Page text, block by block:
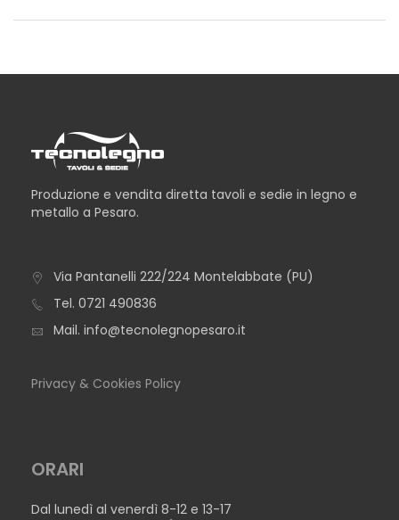
TAVOLO CARAVAGGIO
Produzione e vendita diretta tavoli e sedie in legno e
metallo a Pesaro.
Via Pantanelli 222/224 Montelabbate (PU)
Tel. 0721 490836
Mail. info@tecnolegnopesaro.it
Privacy & Cookies Policy
ORARI
Dal lunedì al venerdì 8-12 e 13-17